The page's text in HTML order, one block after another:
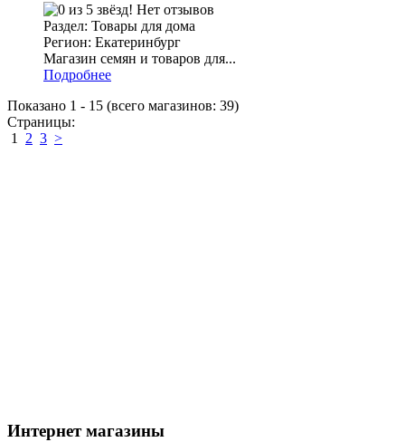
Нет отзывов
Раздел: Товары для дома
Регион: Екатеринбург
Магазин семян и товаров для...
Подробнее
Показано 1 - 15 (всего магазинов: 39)
Страницы:
1
2 3 >
Интернет магазины